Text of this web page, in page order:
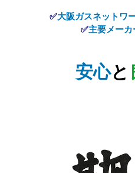
✅​大阪ガスネットワ
✅主要メーカ
​安心と